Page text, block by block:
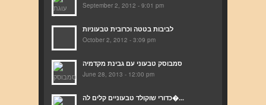
September 2, 2012 - 9:01 pm
לביבות בטטה וכרובית טבעוניות
October 2, 2012 - 3:09 pm
סמבוסק טבעוני עם גבינת מקדמיה
June 28, 2013 - 12:00 pm
כדורי שוקולד טבעוניים קלים לה�...